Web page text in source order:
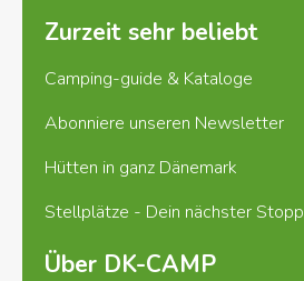
Zurzeit sehr beliebt
Camping-guide & Kataloge
Abonniere unseren Newsletter
Hütten in ganz Dänemark
Stellplätze - Dein nächster Stopp
Über DK-CAMP